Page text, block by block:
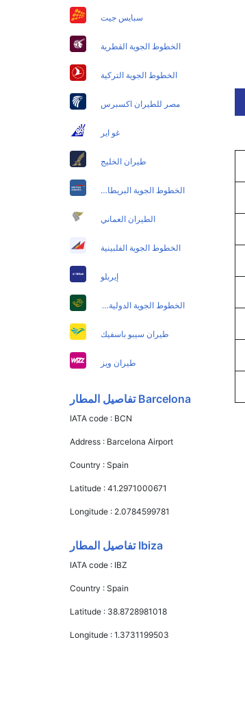
سبايس جيت
الخطوط الجوية القطرية
الخطوط الجوية التركية
مصر للطيران اكسبرس
غو اير
طيران الخليج
الخطوط الجوية البريطانية
الطيران العماني
الخطوط الجوية الفلبينية
إيربلو
الخطوط الجوية الدولية الباكستانية
طيران سيبو باسفيك
طيران ويز
Barcelona تفاصيل المطار
IATA code : BCN
Address : Barcelona Airport
Country :Spain
Latitude :41.2971000671
Longitude : 2.0784599781
Ibiza تفاصيل المطار
IATA code : IBZ
Country :Spain
Latitude : 38.8728981018
Longitude :1.3731199503